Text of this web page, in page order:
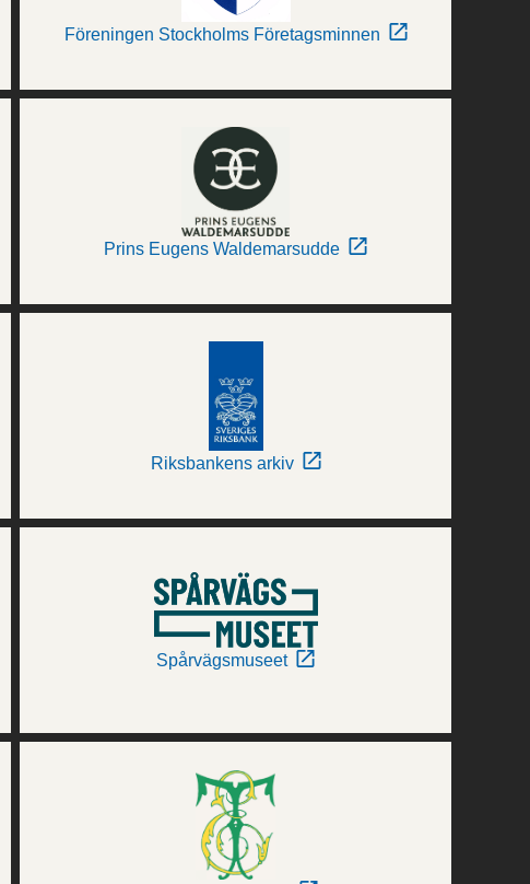
Föreningen Stockholms Företagsminnen
Prins Eugens Waldemarsudde
Riksbankens arkiv
Spårvägsmuseet